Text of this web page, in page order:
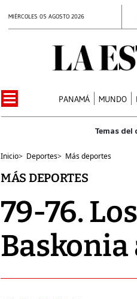
MIÉRCOLES 05 AGOSTO 2026
PANAMÁ MUNDO
Inicio> Deportes> Más deportes
MÁS DEPORTES
79-76.